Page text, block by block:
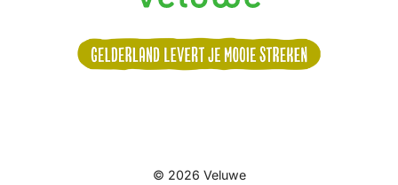
ons:
© 2026 Veluwe